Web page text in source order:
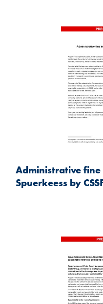
Administrative fine
Spuerkeess by